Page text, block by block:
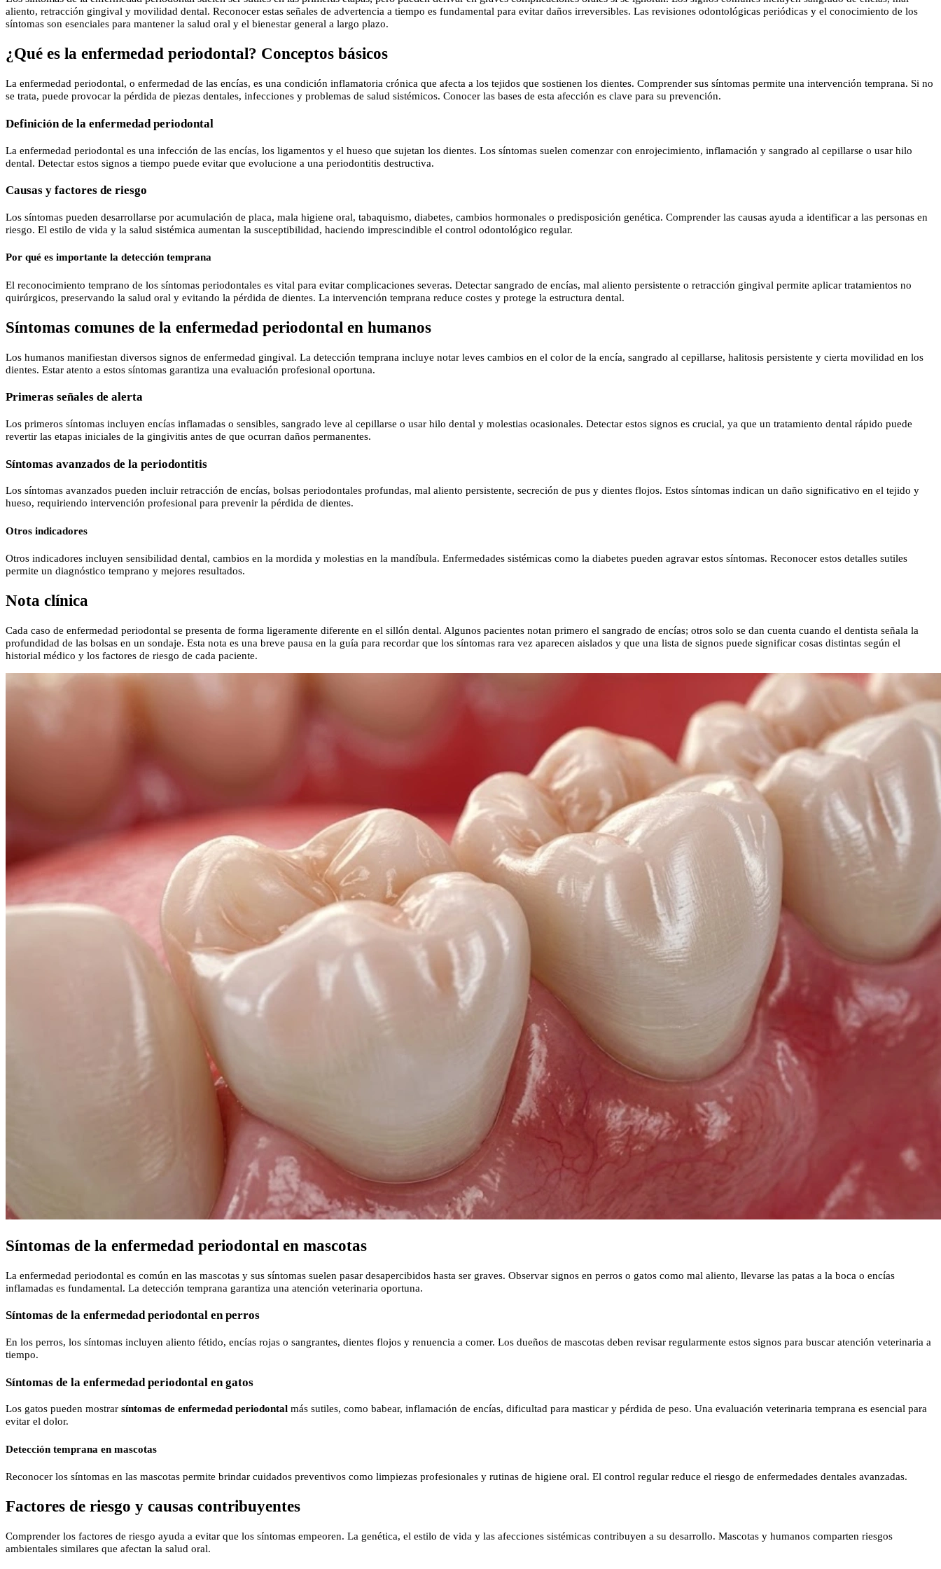
aliento, retracción gingival y movilidad dental. Reconocer estas señales de advertencia a tiempo es fundamental para evitar daños irreversibles. Las revisiones odontológicas periódicas y el conocimiento de los
síntomas son esenciales para mantener la salud oral y el bienestar general a largo plazo.
¿Qué es la enfermedad periodontal? Conceptos básicos
La enfermedad periodontal, o enfermedad de las encías, es una condición inflamatoria crónica que afecta a los tejidos que sostienen los dientes. Comprender sus síntomas permite una intervención temprana. Si no
se trata, puede provocar la pérdida de piezas dentales, infecciones y problemas de salud sistémicos. Conocer las bases de esta afección es clave para su prevención.
Definición de la enfermedad periodontal
La enfermedad periodontal es una infección de las encías, los ligamentos y el hueso que sujetan los dientes. Los síntomas suelen comenzar con enrojecimiento, inflamación y sangrado al cepillarse o usar hilo
dental. Detectar estos signos a tiempo puede evitar que evolucione a una periodontitis destructiva.
Causas y factores de riesgo
Los síntomas pueden desarrollarse por acumulación de placa, mala higiene oral, tabaquismo, diabetes, cambios hormonales o predisposición genética. Comprender las causas ayuda a identificar a las personas en
riesgo. El estilo de vida y la salud sistémica aumentan la susceptibilidad, haciendo imprescindible el control odontológico regular.
Por qué es importante la detección temprana
El reconocimiento temprano de los síntomas periodontales es vital para evitar complicaciones severas. Detectar sangrado de encías, mal aliento persistente o retracción gingival permite aplicar tratamientos no
quirúrgicos, preservando la salud oral y evitando la pérdida de dientes. La intervención temprana reduce costes y protege la estructura dental.
Síntomas comunes de la enfermedad periodontal en humanos
Los humanos manifiestan diversos signos de enfermedad gingival. La detección temprana incluye notar leves cambios en el color de la encía, sangrado al cepillarse, halitosis persistente y cierta movilidad en los
dientes. Estar atento a estos síntomas garantiza una evaluación profesional oportuna.
Primeras señales de alerta
Los primeros síntomas incluyen encías inflamadas o sensibles, sangrado leve al cepillarse o usar hilo dental y molestias ocasionales. Detectar estos signos es crucial, ya que un tratamiento dental rápido puede
revertir las etapas iniciales de la gingivitis antes de que ocurran daños permanentes.
Síntomas avanzados de la periodontitis
Los síntomas avanzados pueden incluir retracción de encías, bolsas periodontales profundas, mal aliento persistente, secreción de pus y dientes flojos. Estos síntomas indican un daño significativo en el tejido y
hueso, requiriendo intervención profesional para prevenir la pérdida de dientes.
Otros indicadores
Otros indicadores incluyen sensibilidad dental, cambios en la mordida y molestias en la mandíbula. Enfermedades sistémicas como la diabetes pueden agravar estos síntomas. Reconocer estos detalles sutiles
permite un diagnóstico temprano y mejores resultados.
Nota clínica
Cada caso de enfermedad periodontal se presenta de forma ligeramente diferente en el sillón dental. Algunos pacientes notan primero el sangrado de encías; otros solo se dan cuenta cuando el dentista señala la
profundidad de las bolsas en un sondaje. Esta nota es una breve pausa en la guía para recordar que los síntomas rara vez aparecen aislados y que una lista de signos puede significar cosas distintas según el
historial médico y los factores de riesgo de cada paciente.
Síntomas de la enfermedad periodontal en mascotas
La enfermedad periodontal es común en las mascotas y sus síntomas suelen pasar desapercibidos hasta ser graves. Observar signos en perros o gatos como mal aliento, llevarse las patas a la boca o encías
inflamadas es fundamental. La detección temprana garantiza una atención veterinaria oportuna.
Síntomas de la enfermedad periodontal en perros
En los perros, los síntomas incluyen aliento fétido, encías rojas o sangrantes, dientes flojos y renuencia a comer. Los dueños de mascotas deben revisar regularmente estos signos para buscar atención veterinaria a
tiempo.
Síntomas de la enfermedad periodontal en gatos
Los gatos pueden mostrar síntomas de enfermedad periodontal más sutiles, como babear, inflamación de encías, dificultad para masticar y pérdida de peso. Una evaluación veterinaria temprana es esencial para
evitar el dolor.
Detección temprana en mascotas
Reconocer los síntomas en las mascotas permite brindar cuidados preventivos como limpiezas profesionales y rutinas de higiene oral. El control regular reduce el riesgo de enfermedades dentales avanzadas.
Factores de riesgo y causas contribuyentes
Comprender los factores de riesgo ayuda a evitar que los síntomas empeoren. La genética, el estilo de vida y las afecciones sistémicas contribuyen a su desarrollo. Mascotas y humanos comparten riesgos
ambientales similares que afectan la salud oral.